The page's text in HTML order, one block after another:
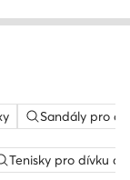
Sandály pro
Tenisky pro dívku